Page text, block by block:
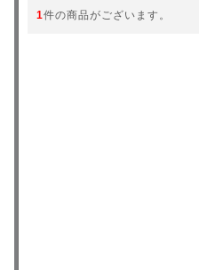
1件の商品がございます。